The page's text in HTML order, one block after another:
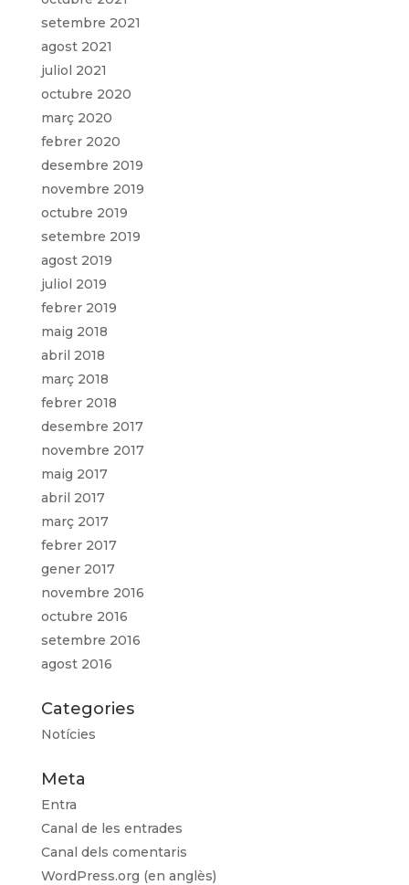
setembre 2021
agost 2021
juliol 2021
octubre 2020
març 2020
febrer 2020
desembre 2019
novembre 2019
octubre 2019
setembre 2019
agost 2019
juliol 2019
febrer 2019
maig 2018
abril 2018
març 2018
febrer 2018
desembre 2017
novembre 2017
maig 2017
abril 2017
març 2017
febrer 2017
gener 2017
novembre 2016
octubre 2016
setembre 2016
agost 2016
Categories
Notícies
Meta
Entra
Canal de les entrades
Canal dels comentaris
WordPress.org (en anglès)